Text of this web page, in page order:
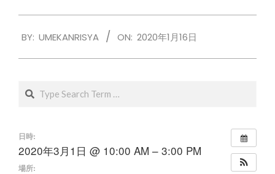
01-
BY: UMEKANRISYA ON: 2020年1月16日
Search
日時:
2020年3月1日 @ 10:00 AM – 3:00 PM
場所: